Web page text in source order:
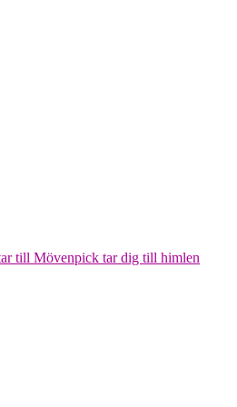
till Mövenpick tar dig till himlen